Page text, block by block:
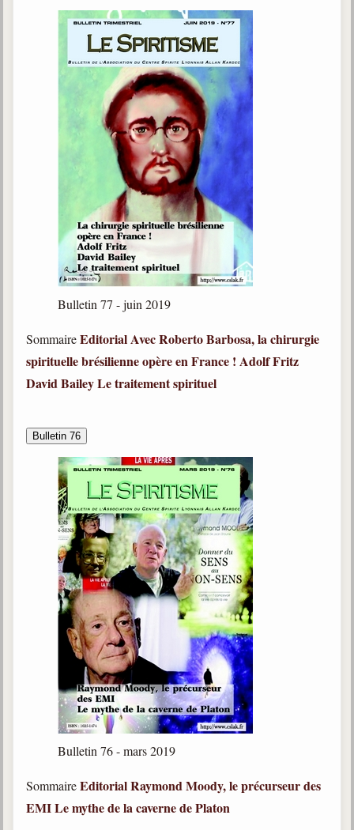
Bulletin 77 - juin 2019
SommaireEditorialAvec Roberto Barbosa, la chirurgie
spirituelle brésilienne opère en France ! Adolf Fritz
David BaileyLe traitement spirituel
Bulletin 76
Bulletin 76 - mars 2019
SommaireEditorialRaymond Moody, le précurseur des
EMILe mythe de la caverne de Platon